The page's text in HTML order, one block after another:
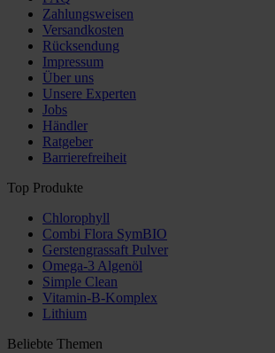
Zahlungsweisen
Versandkosten
Rücksendung
Impressum
Über uns
Unsere Experten
Jobs
Händler
Ratgeber
Barrierefreiheit
Top Produkte
Chlorophyll
Combi Flora SymBIO
Gerstengrassaft Pulver
Omega-3 Algenöl
Simple Clean
Vitamin-B-Komplex
Lithium
Beliebte Themen